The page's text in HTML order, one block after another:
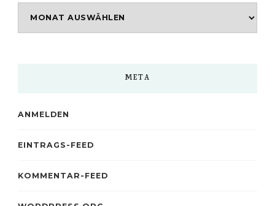
META
ANMELDEN
EINTRAGS-FEED
KOMMENTAR-FEED